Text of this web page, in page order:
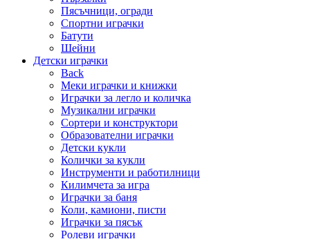
Пясъчници, огради
Спортни играчки
Батути
Шейни
Детски играчки
Back
Меки играчки и книжки
Играчки за легло и количка
Музикални играчки
Сортери и конструктори
Образователни играчки
Детски кукли
Колички за кукли
Инструменти и работилници
Килимчета за игра
Играчки за баня
Коли, камиони, писти
Играчки за пясък
Ролеви играчки